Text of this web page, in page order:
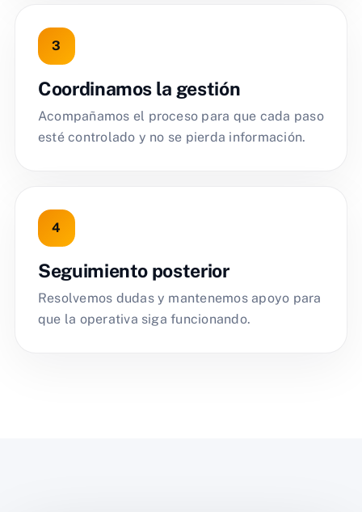
Coordinamos la gestión
Acompañamos el proceso para que cada paso
esté controlado y no se pierda información.
Seguimiento posterior
Resolvemos dudas y mantenemos apoyo para
que la operativa siga funcionando.